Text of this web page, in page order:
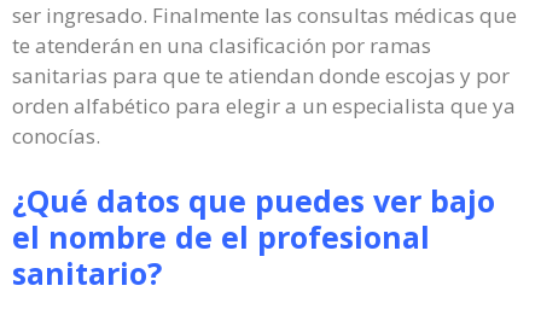
ser ingresado. Finalmente las consultas médicas que
te atenderán en una clasificación por ramas
sanitarias para que te atiendan donde escojas y por
orden alfabético para elegir a un especialista que ya
conocías.
¿Qué datos que puedes ver bajo
el nombre de el profesional
sanitario?